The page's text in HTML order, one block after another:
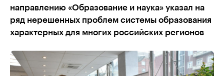
направлению «Образование и наука» указал на
ряд нерешенных проблем системы образования
характерных для многих российских регионов